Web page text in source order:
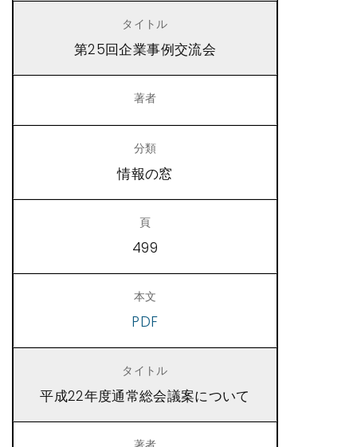
第25回企業事例交流会
情報の窓
499
PDF
平成22年度通常総会議案について